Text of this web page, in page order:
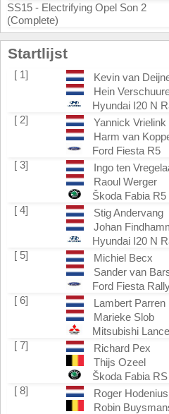
SS15 - Electrifying Opel Son 2
(Complete)
Startlijst
[ 1]
Kevin van
Hein
Hyundai I20 N
[ 2]
Yannick Vrielink
Harm van
Ford Fiesta R5
[ 3]
Ingo ten
Raoul Werger
Škoda Fabia R5
[ 4]
Stig Andervang
Johan
Hyundai I20 N
[ 5]
Michiel Becx
Sander van
Ford Fiesta
[ 6]
Lambert Parren
Marieke Slob
Mitsubishi
[ 7]
Richard Pex
Thijs Ozeel
Škoda Fabia
[ 8]
Roger Hodenius
Robin